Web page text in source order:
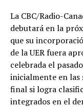
La CBC/Radio-
debutará en la
que su
de la UER fuera
celebrada el
inicialmente en las
final si logra
integrados en el